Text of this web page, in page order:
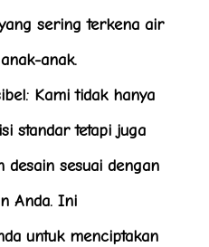
sering terkena air
anak.
: Kami tidak hanya
standar tetapi juga
desain sesuai dengan
Anda. Ini
untuk menciptakan